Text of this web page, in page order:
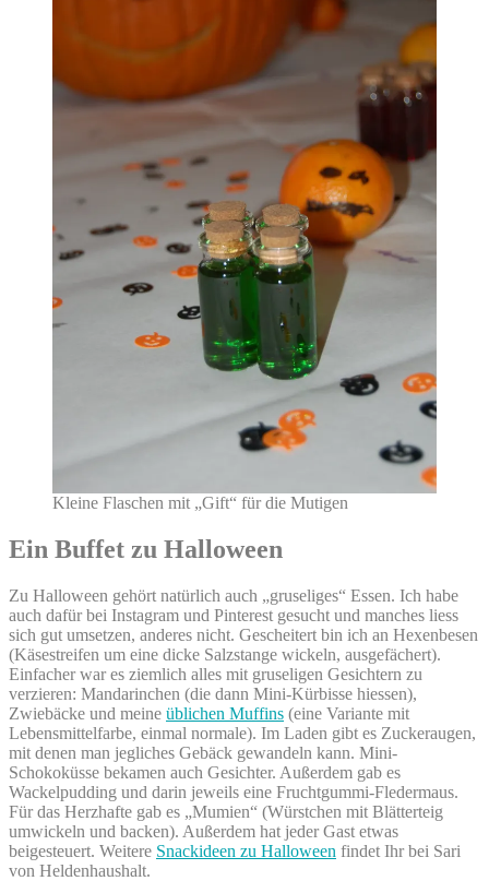
Kleine Flaschen mit „Gift“ für die Mutigen
Ein Buffet zu Halloween
Zu Halloween gehört natürlich auch „gruseliges“ Essen. Ich habe
auch dafür bei Instagram und Pinterest gesucht und manches liess
sich gut umsetzen, anderes nicht. Gescheitert bin ich an Hexenbesen
(Käsestreifen um eine dicke Salzstange wickeln, ausgefächert).
Einfacher war es ziemlich alles mit gruseligen Gesichtern zu
verzieren: Mandarinchen (die dann Mini-Kürbisse hiessen),
Zwiebäcke und meine üblichen Muffins (eine Variante mit
Lebensmittelfarbe, einmal normale). Im Laden gibt es Zuckeraugen,
mit denen man jegliches Gebäck gewandeln kann. Mini-
Schokoküsse bekamen auch Gesichter. Außerdem gab es
Wackelpudding und darin jeweils eine Fruchtgummi-Fledermaus.
Für das Herzhafte gab es „Mumien“ (Würstchen mit Blätterteig
umwickeln und backen). Außerdem hat jeder Gast etwas
beigesteuert. Weitere Snackideen zu Halloween findet Ihr bei Sari
von Heldenhaushalt.